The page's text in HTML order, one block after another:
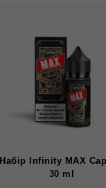
Набiр Infinity MAX
30 ml